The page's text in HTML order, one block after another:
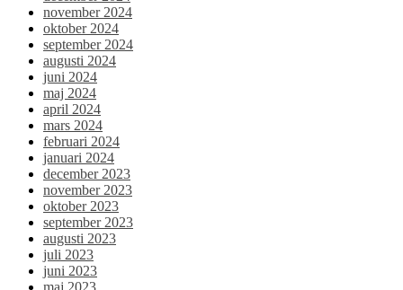
november 2024
oktober 2024
september 2024
augusti 2024
juni 2024
maj 2024
april 2024
mars 2024
februari 2024
januari 2024
december 2023
november 2023
oktober 2023
september 2023
augusti 2023
juli 2023
juni 2023